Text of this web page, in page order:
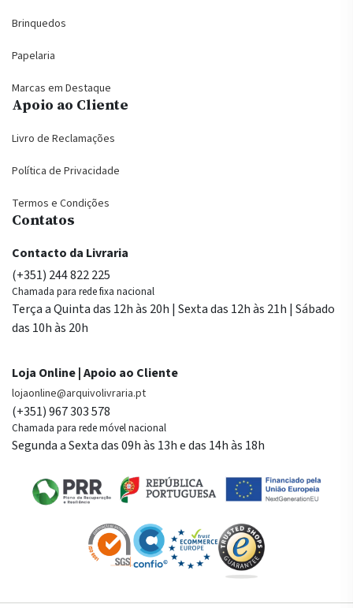
Brinquedos
Papelaria
Marcas em Destaque
Apoio ao Cliente
Livro de Reclamações
Política de Privacidade
Termos e Condições
Contatos
Contacto da Livraria
(+351) 244 822 225
Chamada para rede fixa nacional
Terça a Quinta das 12h às 20h | Sexta das 12h às 21h | Sábado
das 10h às 20h
Loja Online | Apoio ao Cliente
lojaonline@arquivolivraria.pt
(+351) 967 303 578
Chamada para rede móvel nacional
Segunda a Sexta das 09h às 13h e das 14h às 18h